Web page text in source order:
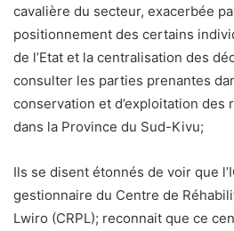
cavalière du secteur, exacerbée
positionnement des certains
de l’Etat et la centralisation des
consulter les parties prenantes
conservation et d’exploitation des
dans la Province du Sud-Kivu;
Ils se disent étonnés de voir que
gestionnaire du Centre de
Lwiro (CRPL); reconnait que ce